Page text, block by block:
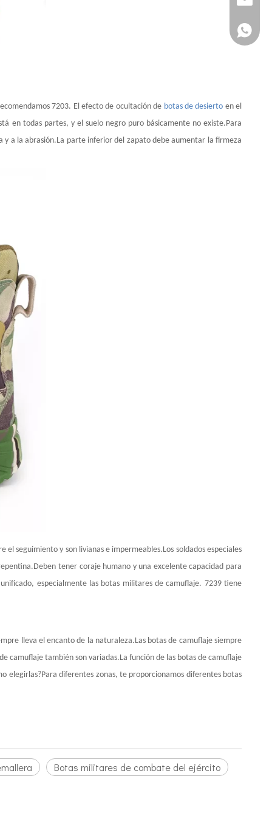
7203. El efecto de ocultación de botas de desierto en el
en todas partes, y el suelo negro puro básicamente no existe.Para
y a la abrasión.La parte inferior del zapato debe aumentar la firmeza
seguimiento y son livianas e impermeables.Los soldados especiales
tener coraje humano y una excelente capacidad para
especialmente las botas militares de camuflaje. 7239 tiene
lleva el encanto de la naturaleza.Las botas de camuflaje siempre
camuflaje también son variadas.La función de las botas de camuflaje
elegirlas?Para diferentes zonas, te proporcionamos diferentes botas
Botas militares de combate del ejército
+86